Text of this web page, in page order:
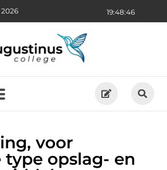
19:48:48
voor
type opslag- en